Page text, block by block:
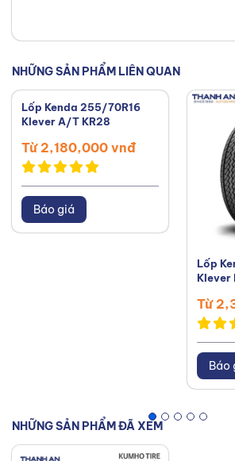
Facebook,TikTok,
NHỮNG SẢN PHẨM LIÊN QUAN
Lốp Kenda 255/70R16
Klever A/T KR28
Từ 2,180,000 vnđ
Báo giá
Lốp
Klever
Từ
Báo
NHỮNG SẢN PHẨM ĐÃ XEM